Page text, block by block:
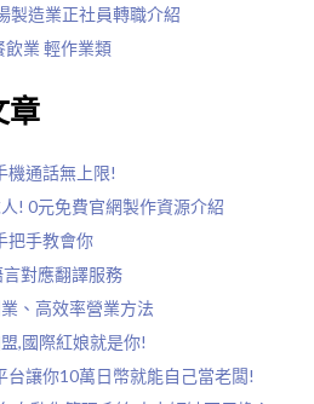
製造業正社員轉職介紹
飲業 輕作業類
章
機通話無上限!
! 0元免費官網製作資源介紹
把手教會你
對應翻譯服務
、高效率營業方法
,國際紅娘就是你!
台讓你10萬日幣就能自己當老闆!